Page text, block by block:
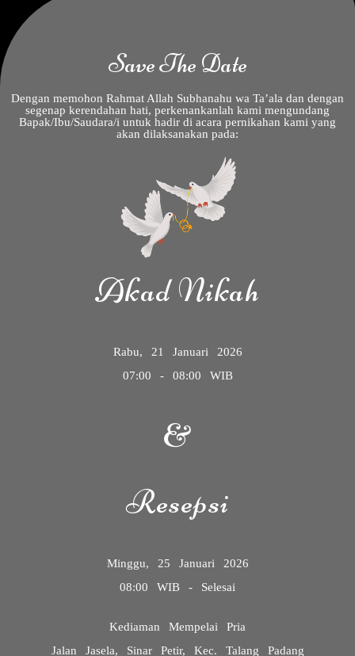
Save The Date
Dengan memohon Rahmat Allah Subhanahu wa Ta’ala dan dengan
segenap kerendahan hati, perkenankanlah kami mengundang
Bapak/Ibu/Saudara/i untuk hadir di acara pernikahan kami yang
akan dilaksanakan pada:
Akad Nikah
Rabu, 21 Januari 2026
07:00 - 08:00 WIB
&
Resepsi
Minggu, 25 Januari 2026
08:00 WIB - Selesai
Kediaman Mempelai Pria
Jalan Jasela, Sinar Petir, Kec. Talang Padang